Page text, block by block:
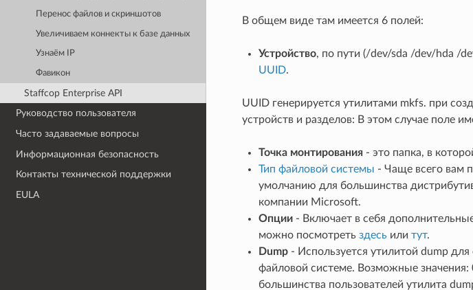
Перенос файлов и скриншотов
Увеличиваем коннекты к базе данных
Узнаём IP
Фавикон
Staffcop Enterprise API
Руководство пользователя
Часто задаваемые вопросы
Информационная безопасность
Контакты технической поддержки
EULA
В общем виде там имеется 6 полей:
Устройство, по пути (/dev/sda /dev/hda /
UUID.
UUID генерируется утилитами mkfs. при
устройств и разделов: В этом случае поле
Точка монтирования- это папка, в
Тип файловой системы - Чаще всего вам
умолчанию для большинства
компании Microsoft.
Опции- Включает в себя
можно посмотреть здесьили тут.
Dump- Используется утилитой dump
файловой системе. Возможные значения:
большинства пользователей утилита